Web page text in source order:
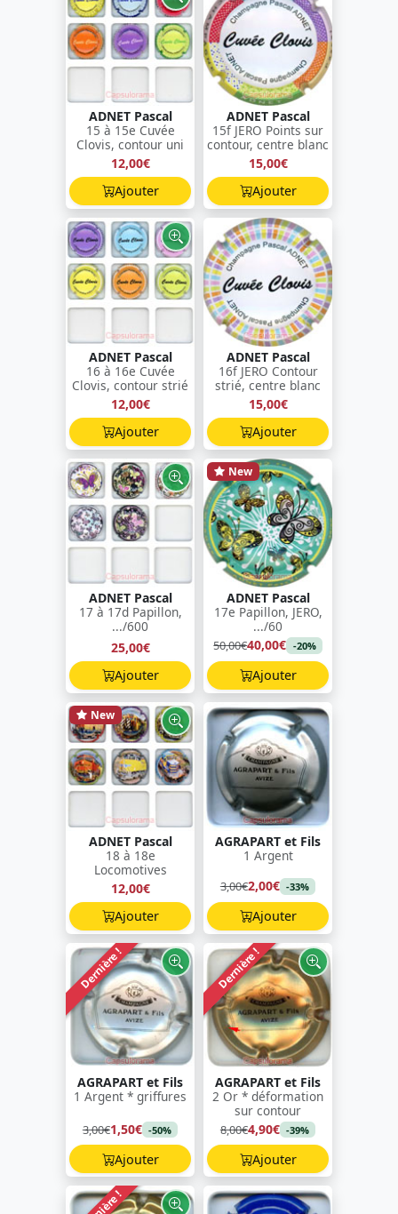
ADNET Pascal
15 à 15e Cuvée
Clovis, contour uni
12,00€
Ajouter
ADNET Pascal
15f JERO Points sur
contour, centre blanc
15,00€
Ajouter
ADNET Pascal
16 à 16e Cuvée
Clovis, contour strié
12,00€
Ajouter
ADNET Pascal
16f JERO Contour
strié, centre blanc
15,00€
Ajouter
ADNET Pascal
17 à 17d Papillon,
.../600
25,00€
Ajouter
New
ADNET Pascal
17e Papillon, JERO,
.../60
50,00€40,00€ -20%
Ajouter
New
ADNET Pascal
18 à 18e
Locomotives
12,00€
Ajouter
AGRAPART et Fils
1 Argent
3,00€2,00€ -33%
Ajouter
Dernière !
AGRAPART et Fils
1 Argent * griffures
3,00€1,50€ -50%
Ajouter
Dernière !
AGRAPART et Fils
2 Or * déformation
sur contour
8,00€4,90€ -39%
Ajouter